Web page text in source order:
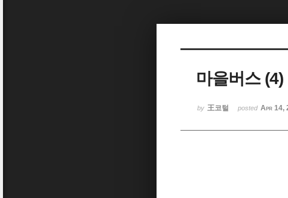
마을버스 (4)
by 王코털 posted Apr 14,
Sketchbook5, 스케치북5
Sketchbook5, 스케치북5